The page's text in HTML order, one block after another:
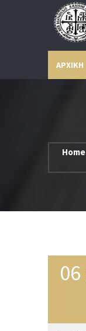
ΑΡΧΙΚΗ
Home
06